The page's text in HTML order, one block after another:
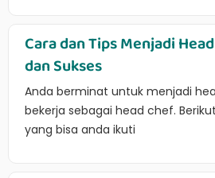
Cara dan Tips Menjadi
dan Sukses
Anda berminat untuk menjadi
bekerja sebagai head chef.
yang bisa anda ikuti